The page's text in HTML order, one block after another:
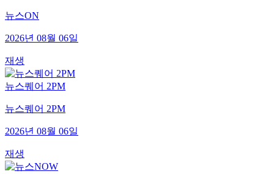
뉴스ON
2026년 08월 06일
재생
뉴스퀘어 2PM
뉴스퀘어 2PM
2026년 08월 06일
재생